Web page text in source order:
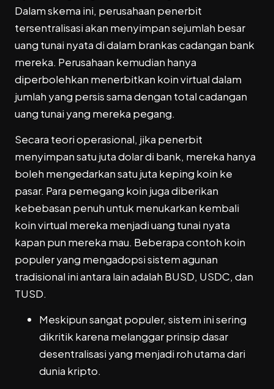
Dalam skema ini, perusahaan penerbit
tersentralisasi akan menyimpan sejumlah besar
uang tunai nyata di dalam brankas cadangan bank
mereka. Perusahaan kemudian hanya
diperbolehkan menerbitkan koin virtual dalam
jumlah yang persis sama dengan total cadangan
uang tunai yang mereka pegang.
Secara teori operasional, jika penerbit
menyimpan satu juta dolar di bank, mereka hanya
boleh mengedarkan satu juta keping koin ke
pasar. Para pemegang koin juga diberikan
kebebasan penuh untuk menukarkan kembali
koin virtual mereka menjadi uang tunai nyata
kapan pun mereka mau. Beberapa contoh koin
populer yang mengadopsi sistem agunan
tradisional ini antara lain adalah BUSD, USDC, dan
TUSD.
Meskipun sangat populer, sistem ini sering
dikritik karena melanggar prinsip dasar
desentralisasi yang menjadi roh utama dari
dunia kripto.